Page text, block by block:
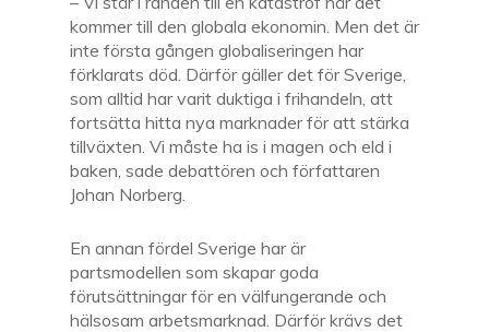
kommer till den globala ekonomin. Men det är
inte första gången globaliseringen har
förklarats död. Därför gäller det för Sverige,
som alltid har varit duktiga i frihandeln, att
fortsätta hitta nya marknader för att stärka
tillväxten. Vi måste ha is i magen och eld i
baken, sade debattören och författaren
Johan Norberg.
En annan fördel Sverige har är
partsmodellen som skapar goda
förutsättningar för en välfungerande och
hälsosam arbetsmarknad. Därför krävs det